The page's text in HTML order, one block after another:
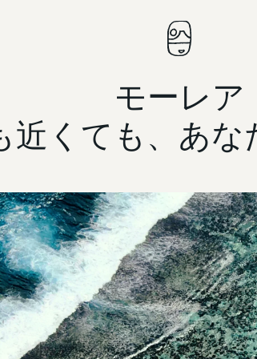
モーレア
近くても、あな